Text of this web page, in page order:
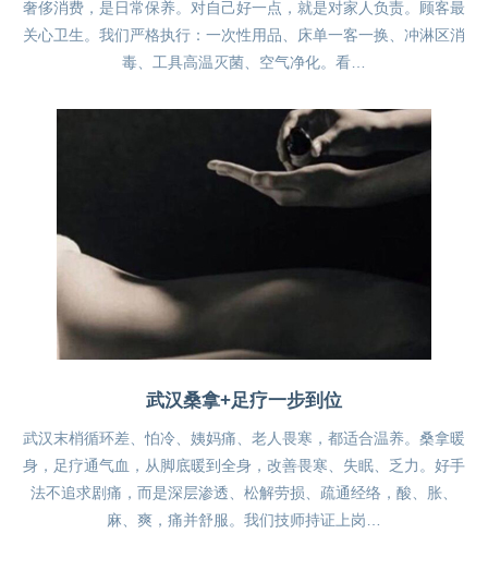
奢侈消费，是日常保养。对自己好一点，就是对家人负责。顾客最
关心卫生。我们严格执行：一次性用品、床单一客一换、冲淋区消
毒、工具高温灭菌、空气净化。看…
武汉桑拿+足疗一步到位
武汉末梢循环差、怕冷、姨妈痛、老人畏寒，都适合温养。桑拿暖
身，足疗通气血，从脚底暖到全身，改善畏寒、失眠、乏力。好手
法不追求剧痛，而是深层渗透、松解劳损、疏通经络，酸、胀、
麻、爽，痛并舒服。我们技师持证上岗…